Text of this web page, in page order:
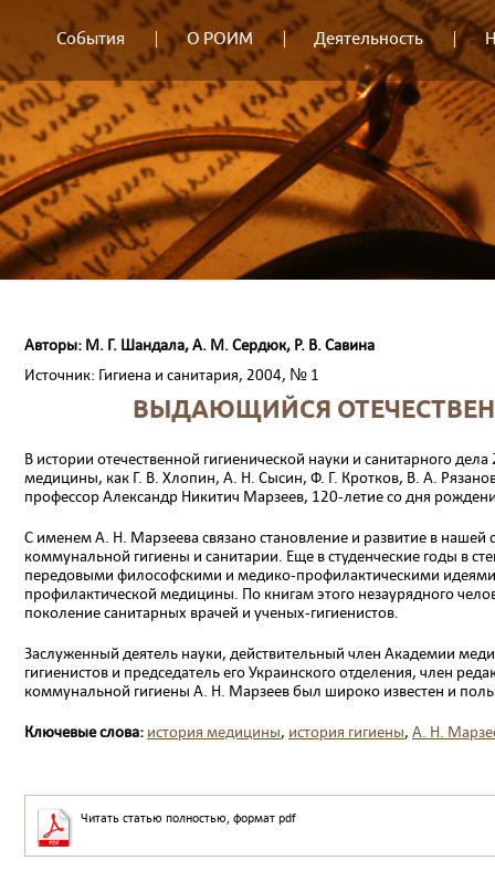
События О РОИМ Деятельность
Авторы: М. Г. Шандала, А. М. Сердюк, Р. В. Савина
Источник: Гигиена и санитария, 2004, № 1
ВЫДАЮЩИЙСЯ
В истории отечественной гигиенической науки и са­нитарного
медицины, как Г. В. Хлопин, А. Н. Сысин, Ф. Г. Кротков, В. А.
профессор Александр Ни­китич Марзеев, 120-летие со дня
С именем А. Н. Марзеева связано становление и раз­витие в
коммунальной ги­гиены и санитарии. Еще в студенческие годы в
передовыми философскими и медико-профилактическими
профилактической медицины. По книгам этого незаурядного
поколе­ние санитарных врачей и ученых-гигиенистов.
Заслуженный деятель науки, действительный член Академии
гигиенистов и председатель его Украинского отделения, член
коммунальной гигиены А. Н. Марзеев был широко известен и
Ключевые слова: история медицины, история гигиены, А. Н.
Читать статью полностью, формат pdf